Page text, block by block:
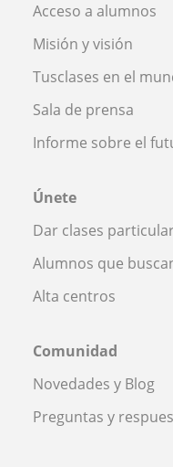
Acceso a alumnos
Misión y visión
Tusclases en el
Sala de prensa
Informe sobre el
Únete
Dar clases
Alumnos que
Alta centros
Comunidad
Novedades y Blog
Preguntas y